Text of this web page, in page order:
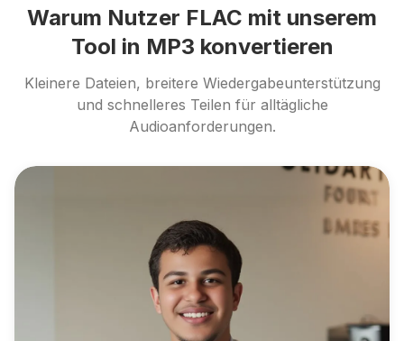
Warum Nutzer FLAC mit unserem
Tool in MP3 konvertieren
Kleinere Dateien, breitere Wiedergabeunterstützung
und schnelleres Teilen für alltägliche
Audioanforderungen.